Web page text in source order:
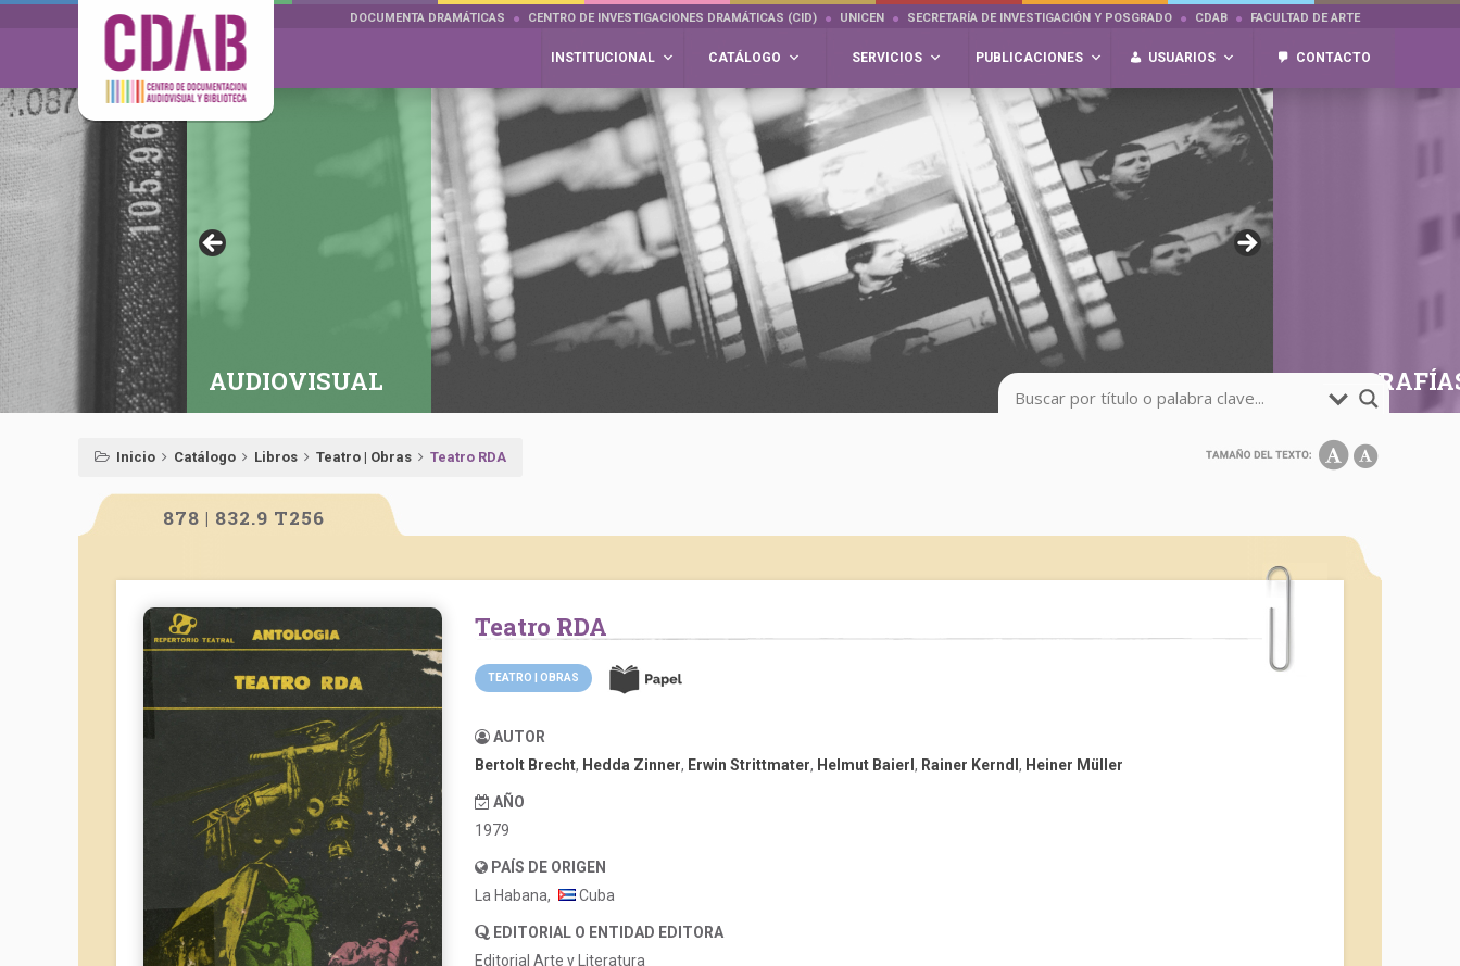
DOCUMENTA DRAMÁTICAS CENTRO DE INVESTIGACIONES DRAMÁTICAS (CID) UNICEN SECRETARÍA DE INVESTIGACIÓN Y POSGRADO CDAB FACULTAD DE ARTE
INSTITUCIONAL CATÁLOGO SERVICIOS PUBLICACIONES USUARIOS CONTACTO
AUDIOVISUAL
Inicio Catálogo Libros Teatro | Obras Teatro RDA
878 | 832.9 T256
Teatro RDA
TEATRO | OBRAS
AUTOR
Bertolt Brecht, Hedda Zinner, Erwin Strittmater, Helmut Baierl , Rainer Kerndl , Heiner Müller
AÑO
1979
PAÍS DE ORIGEN
La Habana,
Cuba
EDITORIAL O ENTIDAD EDITORA
Editorial Arte y Literatura